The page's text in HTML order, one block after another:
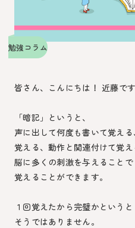
勉強コラム
皆さん、こんにちは！ 近藤で
「暗記」というと、
声に出して何度も書いて覚え
覚える、動作と関連付けて覚
脳に多くの刺激を与えることで
覚えることができます。
１回覚えたから完璧かというと
そうではありません。